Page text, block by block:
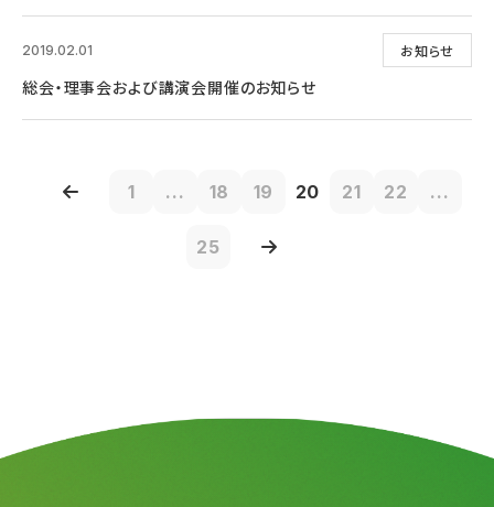
お知らせ
2019.02.01
総会・理事会および講演会開催のお知らせ
1 ... 18 19 20 21 22 ...
25